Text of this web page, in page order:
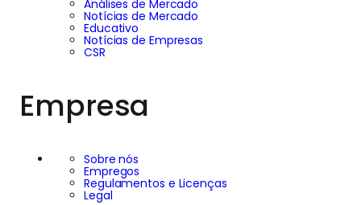
Análises de Mercado
Notícias de Mercado
Educativo
Notícias de Empresas
CSR
Empresa
Sobre nós
Empregos
Regulamentos e Licenças
Legal